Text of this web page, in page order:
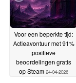
Voor een beperkte tijd:
Actieavontuur met 91%
positieve
beoordelingen gratis
op Steam 24-04-2026